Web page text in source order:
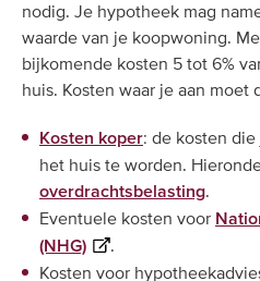
nodig. Je hypotheek mag
waarde van je koopwoning.
bijkomende kosten 5 tot 6%
huis. Kosten waar je aan moet
Kosten koper: de kosten
het huis te worden.
overdrachtsbelasting.
Eventuele kosten voor
(NHG)
.
Kosten voor